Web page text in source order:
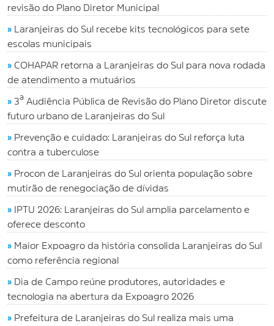
revisão do Plano Diretor Municipal
»
Laranjeiras do Sul recebe kits tecnológicos para sete
escolas municipais
» COHAPAR retorna a Laranjeiras do Sul para nova rodada
de atendimento a mutuários
» 3ª Audiência Pública de Revisão do Plano Diretor discute
futuro urbano de Laranjeiras do Sul
» Prevenção e cuidado: Laranjeiras do Sul reforça luta
contra a tuberculose
» Procon de Laranjeiras do Sul orienta população sobre
mutirão de renegociação de dívidas
»
IPTU 2026: Laranjeiras do Sul amplia parcelamento e
oferece desconto
» Maior Expoagro da história consolida Laranjeiras do Sul
como referência regional
» Dia de Campo reúne produtores, autoridades e
tecnologia na abertura da Expoagro 2026
» Prefeitura de Laranjeiras do Sul realiza mais uma